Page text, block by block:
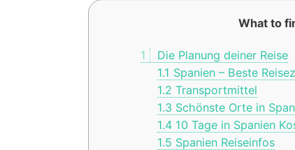
What to
1
Die Planung deiner Reise
1.1 Spanien – Beste
1.2 Transportmittel
1.3 Schönste Orte in
1.4 10 Tage in Spanien
1.5 Spanien Reiseinfos